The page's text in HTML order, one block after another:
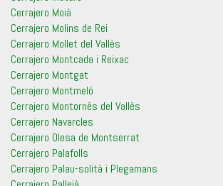
Cerrajero Moià
Cerrajero Molins de Rei
Cerrajero Mollet del Vallès
Cerrajero Montcada i Reixac
Cerrajero Montgat
Cerrajero Montmeló
Cerrajero Montornès del Vallès
Cerrajero Navarcles
Cerrajero Olesa de Montserrat
Cerrajero Palafolls
Cerrajero Palau-solità i Plegamans